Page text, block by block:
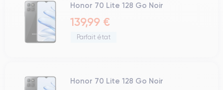
Honor 70 Lite 128 Go Noir
139,99 €
Parfait état
Honor 70 Lite 128 Go Noir